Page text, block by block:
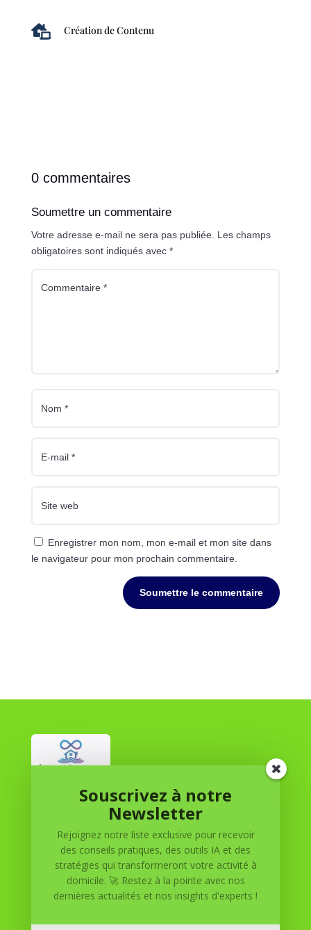
 Création de Contenu
0 commentaires
Soumettre un commentaire
Votre adresse e-mail ne sera pas publiée. Les champs
obligatoires sont indiqués avec *
Enregistrer mon nom, mon e-mail et mon site dans
le navigateur pour mon prochain commentaire.
Soumettre le commentaire
Réussite à Domicile
Réussite à Domicile est votre partenaire de confiance
pour atteindre vos objectifs depuis le confort de votre
maison. Nous offrons des solutions personnalisées pour
vous aider à réussir.
Souscrivez à notre
Newsletter
Rejoignez notre liste exclusive pour recevoir
des conseils pratiques, des outils IA et des
stratégies qui transformeront votre activité à
domicile. 🚀 Restez à la pointe avec nos
dernières actualités et nos insights d'experts !